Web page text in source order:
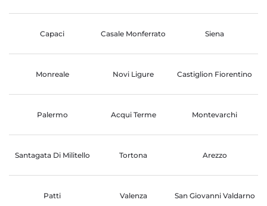
Capaci Casale Monferrato Siena
Monreale Novi Ligure Castiglion Fiorentino
Palermo Acqui Terme Montevarchi
Santagata Di Militello Tortona Arezzo
Patti Valenza San Giovanni Valdarno